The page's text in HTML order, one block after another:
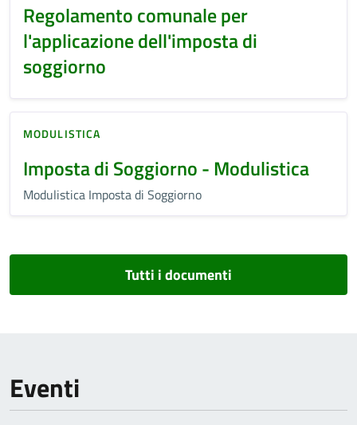
Regolamento comunale per
l'applicazione dell'imposta di
soggiorno
MODULISTICA
Imposta di Soggiorno - Modulistica
Modulistica Imposta di Soggiorno
Tutti i documenti
Eventi